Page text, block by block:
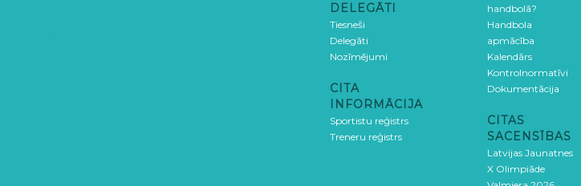
DELEGĀTI
Tiesneši
Delegāti
Nozīmējumi
CITA
INFORMĀCIJA
Sportistu reģistrs
Treneru reģistrs
handbolā?
Handbola
apmācība
Kalendārs
Kontrolnormatīvi
Dokumentācija
CITAS
SACENSĪBAS
Latvijas Jaunatnes
X Olimpiāde